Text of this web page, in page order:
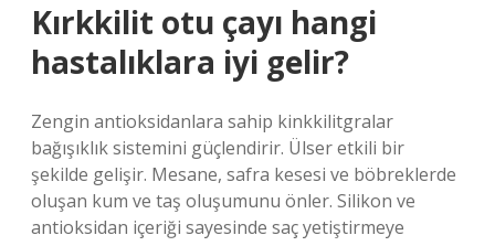
Kırkkilit otu çayı hangi
hastalıklara iyi gelir?
Zengin antioksidanlara sahip kinkkilitgralar
bağışıklık sistemini güçlendirir. Ülser etkili bir
şekilde gelişir. Mesane, safra kesesi ve böbreklerde
oluşan kum ve taş oluşumunu önler. Silikon ve
antioksidan içeriği sayesinde saç yetiştirmeye